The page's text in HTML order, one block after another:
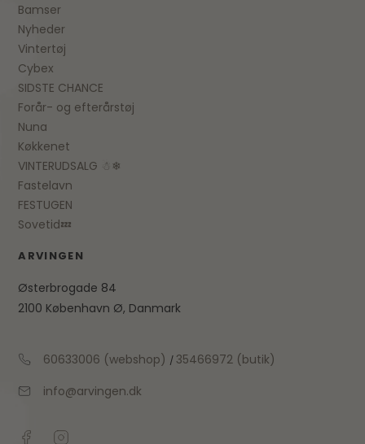
Bamser
Nyheder
Vintertøj
Cybex
SIDSTE CHANCE
Forår- og efterårstøj
Nuna
Køkkenet
VINTERUDSALG ☃❄
Fastelavn
FESTUGEN
Sovetid💤
ARVINGEN
Østerbrogade 84
2100 København Ø, Danmark
60633006 (webshop) / 35466972 (butik)
info@arvingen.dk